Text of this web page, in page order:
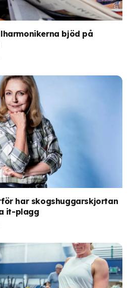
bjöd på
har skogshuggarskjortan
it-plagg